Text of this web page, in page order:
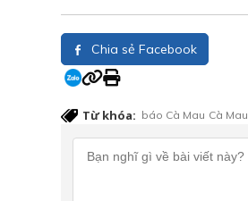
Chia sẻ Facebook
Từ khóa: báo Cà Mau Cà Mau